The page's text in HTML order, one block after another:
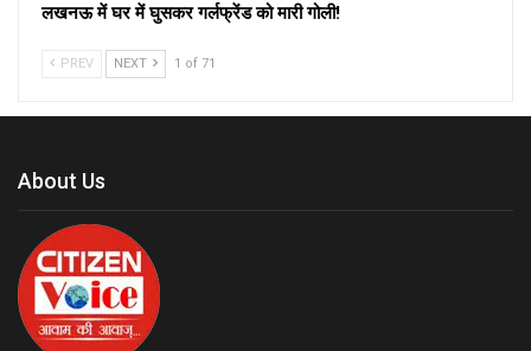
लखनऊ में घर में घुसकर गर्लफ्रेंड को मारी गोली!
PREV NEXT 1 of 71
About Us